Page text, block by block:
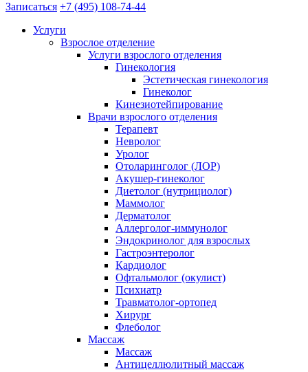
Записаться +7 (495) 108-74-44
Услуги
Взрослое отделение
Услуги взрослого отделения
Гинекология
Эстетическая гинекология
Гинеколог
Кинезиотейпирование
Врачи взрослого отделения
Терапевт
Невролог
Уролог
Отоларинголог (ЛОР)
Акушер-гинеколог
Диетолог (нутрициолог)
Маммолог
Дерматолог
Аллерголог-иммунолог
Эндокринолог для взрослых
Гастроэнтеролог
Кардиолог
Офтальмолог (окулист)
Психиатр
Травматолог-ортопед
Хирург
Флеболог
Массаж
Массаж
Антицеллюлитный массаж